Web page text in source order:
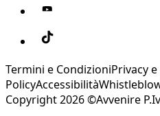
Termini e CondizioniPrivacy
PolicyAccessibilità
Copyright 2026 ©Avvenire